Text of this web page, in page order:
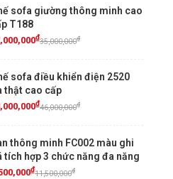
sofa giường thông minh cao
T188
₫35,000,000₫
sofa điều khiển điện 2520
thật cao cấp
₫46,000,000₫
thông minh FC002 màu ghi
tích hợp 3 chức năng đa năng
₫11,500,000₫